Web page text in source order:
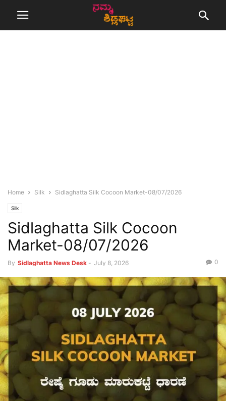
Home Silk Sidlaghatta Silk Cocoon Market-08/07/2026
Silk
Sidlaghatta Silk Cocoon
Market-08/07/2026
By Sidlaghatta News Desk - July 8, 2026 0